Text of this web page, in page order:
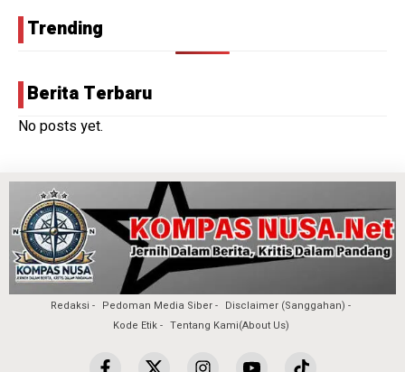
Trending
Berita Terbaru
No posts yet.
Redaksi Pedoman Media Siber
Disclaimer (Sanggahan)
Kode Etik
Tentang Kami(About Us)